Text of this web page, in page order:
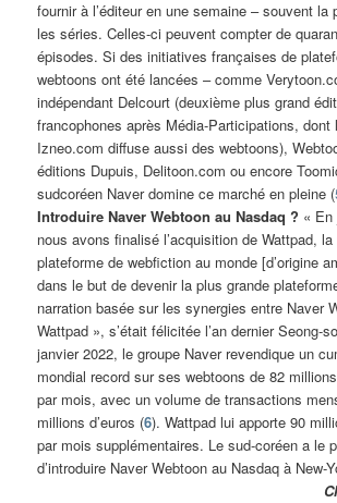
fournir à l’éditeur en une semaine – souvent la
les séries. Celles-ci peuvent compter de
épisodes. Si des initiatives françaises de
webtoons ont été lancées – comme
indépendant Delcourt (deuxième plus grand
francophones après Média-Participations, dont
Izneo.com diffuse aussi des webtoons),
éditions Dupuis, Delitoon.com ou encore
sudcoréen Naver domine ce marché en pleine (
Introduire Naver Webtoon au Nasdaq ? « En
nous avons finalisé l’acquisition de Wattpad,
plateforme de webfiction au monde [d’origine
dans le but de devenir la plus grande
narration basée sur les synergies entre Naver
Wattpad », s’était félicitée l’an dernier Seong-
janvier 2022, le groupe Naver revendique un
mondial record sur ses webtoons de 82
par mois, avec un volume de transactions
millions d’euros (6). Wattpad lui apporte 90
par mois supplémentaires. Le sud-coréen a le
d’introduire Naver Webtoon au Nasdaq à New-